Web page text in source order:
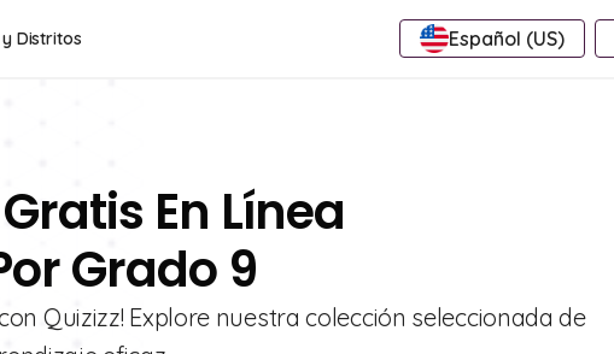
y Distritos Español (US)
En Línea
Grado 9
Quizizz! Explore nuestra colección seleccionada de